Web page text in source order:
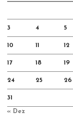
3 4 5
10 11 12
17 18 19
24 25 26
31
« Dez